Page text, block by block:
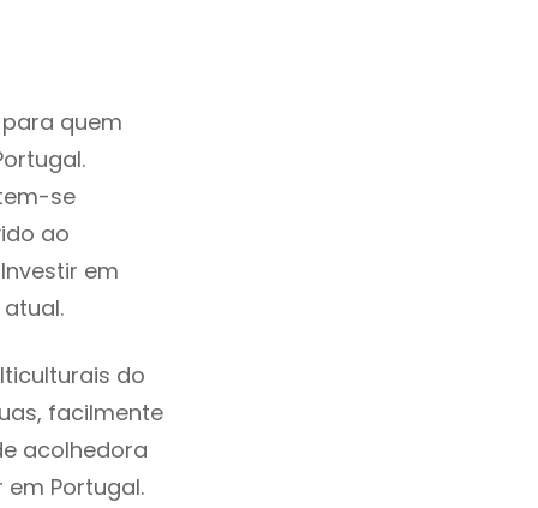
quem
se
ao
em
do
facilmente
acolhedora
Portugal.